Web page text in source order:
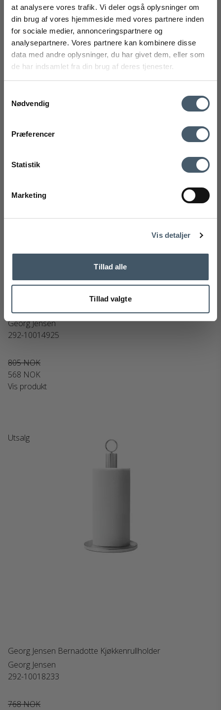
at analysere vores trafik. Vi deler også oplysninger om
din brug af vores hjemmeside med vores partnere inden
for sociale medier, annonceringspartnere og
analysepartnere. Vores partnere kan kombinere disse
data med andre oplysninger, du har givet dem, eller som
de har indsamlet fra din brug af deres tjenester.
Nødvendig
Præferencer
Statistik
Marketing
Vis detaljer
Tillad alle
Tillad valgte
2.902 NOK
2.143 NOK
Vis produkt
Georg Jensen Bernadotte Salt- og Pebersæt
Georg Jensen
292-10014925
805 NOK
568 NOK
Vis produkt
Utsalg
Georg Jensen Bernadotte Kjøkkenrullholder
Georg Jensen
292-10018233
768 NOK
FÅ 20% RABATT
Få 20 % rabatt ved å melde deg på vårt nyhetsbrev.
*Rabatten din kan ikke brukes på allerede nedsatte varer
eller produkter fra Rocket.
Ved å registrere deg godtar du å motta vårt nyhetsbrev
med gode tilbud og inspirasjon. Du kan alltid trekke tilbake
Nej tak